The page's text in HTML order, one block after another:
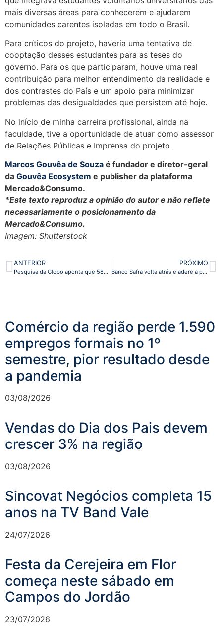
mais diversas áreas para conhecerem e ajudarem
comunidades carentes isoladas em todo o Brasil.
Para críticos do projeto, haveria uma tentativa de
cooptação desses estudantes para as teses do
governo. Para os que participaram, houve uma real
contribuição para melhor entendimento da realidade e
dos contrastes do País e um apoio para minimizar
problemas das desigualdades que persistem até hoje.
No início de minha carreira profissional, ainda na
faculdade, tive a oportunidade de atuar como assessor
de Relações Públicas e Imprensa do projeto.
Marcos Gouvêa de Souza é fundador e diretor-geral
da Gouvêa Ecosystem e publisher da plataforma
Mercado&Consumo.
*Este texto reproduz a opinião do autor e não reflete
necessariamente o posicionamento da
Mercado&Consumo.
Imagem: Shutterstock
ANTERIOR
Pesquisa da Globo aponta que 58% dos brasileiros vão comprar presentes no Natal
PRÓXIMO
Banco Safra volta atrás e adere a plano de recuperação judicial da Americanas
Comércio da região perde 1.590
empregos formais no 1º
semestre, pior resultado desde
a pandemia
03/08/2026
Vendas do Dia dos Pais devem
crescer 3% na região
03/08/2026
Sincovat Negócios completa 15
anos na TV Band Vale
24/07/2026
Festa da Cerejeira em Flor
começa neste sábado em
Campos do Jordão
23/07/2026